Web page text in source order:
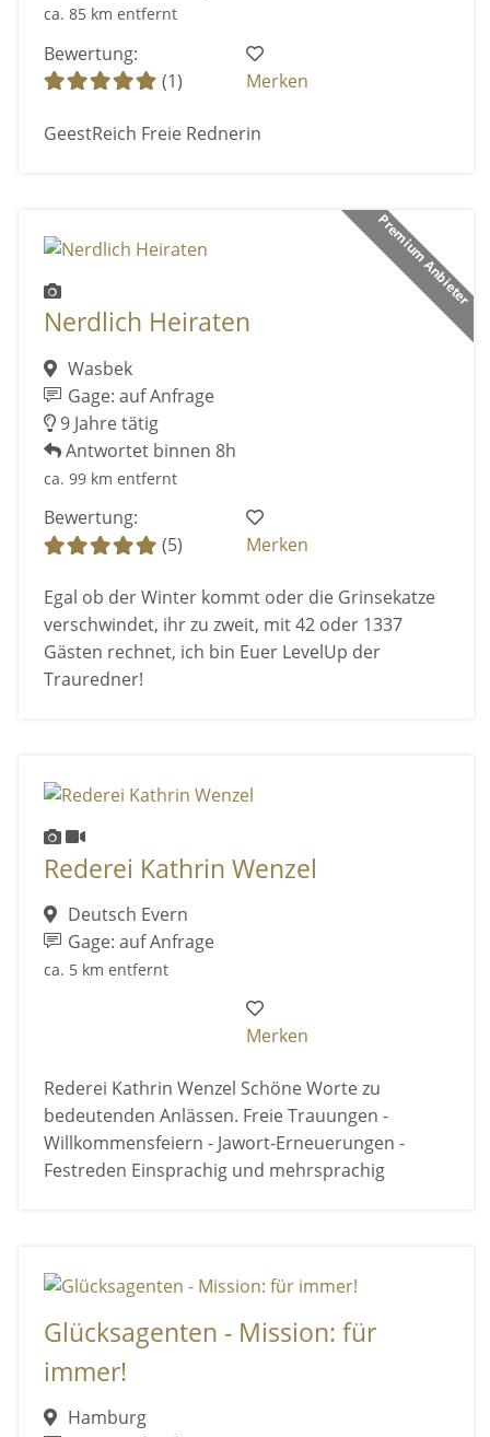
ca. 85 km entfernt
Bewertung:
(1)
Merken
GeestReich Freie Rednerin
Premium Anbieter
Nerdlich Heiraten
Wasbek
Gage: auf Anfrage
9 Jahre tätig
Antwortet binnen 8h
ca. 99 km entfernt
Bewertung:
(5)
Merken
Egal ob der Winter kommt oder die Grinsekatze
verschwindet, ihr zu zweit, mit 42 oder 1337
Gästen rechnet, ich bin Euer LevelUp der
Trauredner!
Rederei Kathrin Wenzel
Deutsch Evern
Gage: auf Anfrage
ca. 5 km entfernt
Merken
Rederei Kathrin Wenzel Schöne Worte zu
bedeutenden Anlässen. Freie Trauungen -
Willkommensfeiern - Jawort-Erneuerungen -
Festreden Einsprachig und mehrsprachig
Glücksagenten - Mission: für
immer!
Hamburg